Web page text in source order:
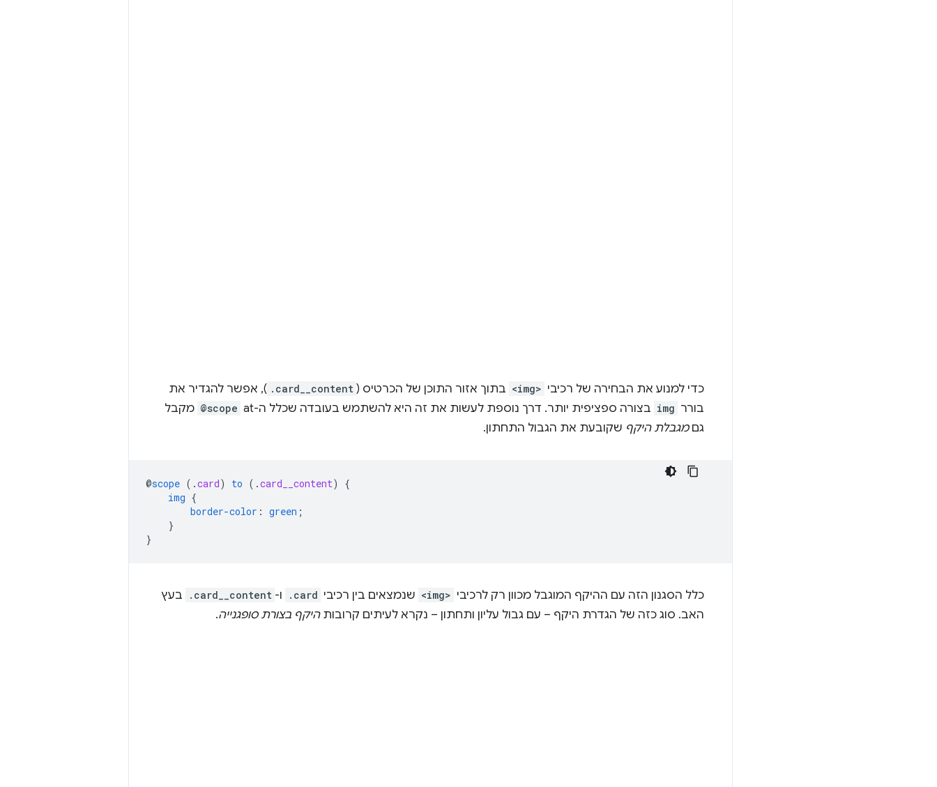
כדי למנוע את הבחירה של רכיבי <img> בתוך אזור התוכן של הכרטיס ( .card__content ), אפשר להגדיר את
בורר img בצורה ספציפית יותר. דרך נוספת לעשות את זה היא להשתמש בעובדה שכלל ה-at ‏ @scope מקבל
גםמגבלת היקף שקובעת את הגבול התחתון.
@scope ( .card) to ( .card__content)
{
img {
border-color : green ;
}
}
כלל הסגנון הזה עם ההיקף המוגבל מכוון רק לרכיבי <img> שנמצאים בין רכיבי .card ו- .card__content
בעץ
האב. סוג כזה של הגדרת היקף – עם גבול עליון ותחתון – נקרא לעיתים קרובותהיקף בצורת סופגנייה.